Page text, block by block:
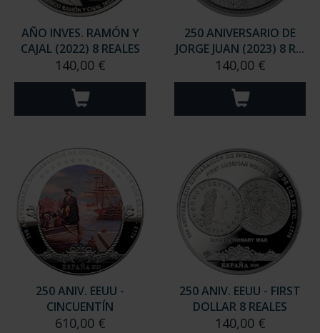
AÑO INVES. RAMÓN Y
CAJAL (2022) 8 REALES
140,00 €
250 ANIVERSARIO DE
JORGE JUAN (2023) 8 R...
140,00 €
250 ANIV. EEUU -
CINCUENTÍN
610,00 €
250 ANIV. EEUU - FIRST
DOLLAR 8 REALES
140,00 €